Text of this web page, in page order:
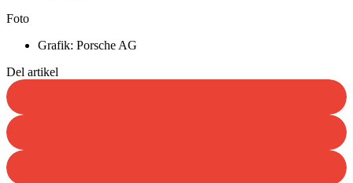
Foto
Grafik: Porsche AG
Del artikel